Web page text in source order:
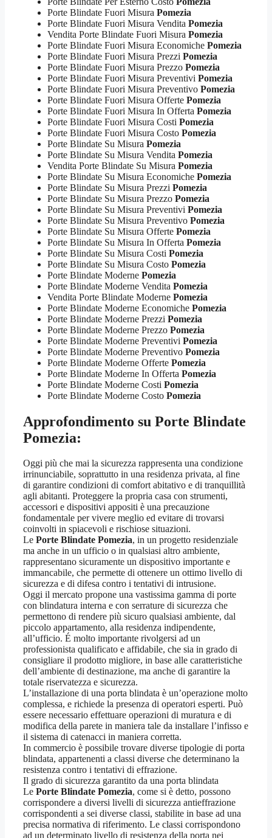
Porte Blindate Fuori Misura Pomezia
Porte Blindate Fuori Misura Vendita Pomezia
Vendita Porte Blindate Fuori Misura Pomezia
Porte Blindate Fuori Misura Economiche Pomezia
Porte Blindate Fuori Misura Prezzi Pomezia
Porte Blindate Fuori Misura Prezzo Pomezia
Porte Blindate Fuori Misura Preventivi Pomezia
Porte Blindate Fuori Misura Preventivo Pomezia
Porte Blindate Fuori Misura Offerte Pomezia
Porte Blindate Fuori Misura In Offerta Pomezia
Porte Blindate Fuori Misura Costi Pomezia
Porte Blindate Fuori Misura Costo Pomezia
Porte Blindate Su Misura Pomezia
Porte Blindate Su Misura Vendita Pomezia
Vendita Porte Blindate Su Misura Pomezia
Porte Blindate Su Misura Economiche Pomezia
Porte Blindate Su Misura Prezzi Pomezia
Porte Blindate Su Misura Prezzo Pomezia
Porte Blindate Su Misura Preventivi Pomezia
Porte Blindate Su Misura Preventivo Pomezia
Porte Blindate Su Misura Offerte Pomezia
Porte Blindate Su Misura In Offerta Pomezia
Porte Blindate Su Misura Costi Pomezia
Porte Blindate Su Misura Costo Pomezia
Porte Blindate Moderne Pomezia
Porte Blindate Moderne Vendita Pomezia
Vendita Porte Blindate Moderne Pomezia
Porte Blindate Moderne Economiche Pomezia
Porte Blindate Moderne Prezzi Pomezia
Porte Blindate Moderne Prezzo Pomezia
Porte Blindate Moderne Preventivi Pomezia
Porte Blindate Moderne Preventivo Pomezia
Porte Blindate Moderne Offerte Pomezia
Porte Blindate Moderne In Offerta Pomezia
Porte Blindate Moderne Costi Pomezia
Porte Blindate Moderne Costo Pomezia
Approfondimento su Porte Blindate
Pomezia:
Oggi più che mai la sicurezza rappresenta una condizione
irrinunciabile, soprattutto in una residenza privata, al fine
di garantire condizioni di comfort abitativo e di tranquillità
agli abitanti. Proteggere la propria casa con strumenti,
accessori e dispositivi appositi è una precauzione
fondamentale per vivere meglio ed evitare di trovarsi
coinvolti in spiacevoli e rischiose situazioni.
Le Porte Blindate Pomezia, in un progetto residenziale
ma anche in un ufficio o in qualsiasi altro ambiente,
rappresentano sicuramente un dispositivo importante e
immancabile, che permette di ottenere un ottimo livello di
sicurezza e di difesa contro i tentativi di intrusione.
Oggi il mercato propone una vastissima gamma di porte
con blindatura interna e con serrature di sicurezza che
permettono di rendere più sicuro qualsiasi ambiente, dal
piccolo appartamento, alla residenza indipendente,
all’ufficio. É molto importante rivolgersi ad un
professionista qualificato e affidabile, che sia in grado di
consigliare il prodotto migliore, in base alle caratteristiche
dell’ambiente di destinazione, ma anche di garantire la
totale riservatezza e sicurezza.
L’installazione di una porta blindata è un’operazione molto
complessa, e richiede la presenza di operatori esperti. Può
essere necessario effettuare operazioni di muratura e di
modifica della parete in maniera tale da installare l’infisso e
il sistema di catenacci in maniera corretta.
In commercio è possibile trovare diverse tipologie di porta
blindata, appartenenti a classi diverse che determinano la
resistenza contro i tentativi di effrazione.
Il grado di sicurezza garantito da una porta blindata
Le Porte Blindate Pomezia, come si è detto, possono
corrispondere a diversi livelli di sicurezza antieffrazione
corrispondenti a sei diverse classi, stabilite in base ad una
precisa normativa di riferimento. Le classi corrispondono
ad un determinato livello di resistenza della porta nei